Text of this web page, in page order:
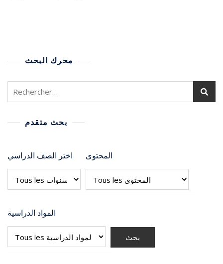
محرك البحث
بحث متقدم
اختر الصف الدراسي المحتوى
المواد الدراسية